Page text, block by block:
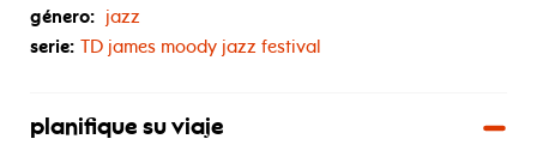
género: jazz
serie: TD james moody jazz festival
planifique su viaje